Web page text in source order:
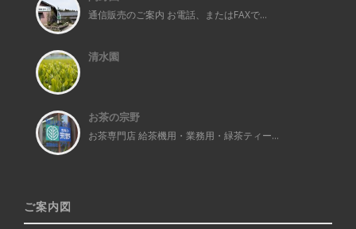
通信販売のご案内 お電話、またはFAXで...
清水園
お茶の宗野
お茶専門店 給茶機用・業務用・緑茶ティー...
ご案内図